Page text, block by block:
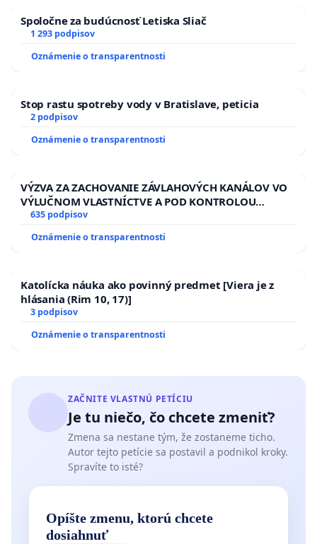
Spoločne za budúcnosť Letiska Sliač
1 293 podpisov
Oznámenie o transparentnosti
Stop rastu spotreby vody v Bratislave, peticia
2 podpisov
Oznámenie o transparentnosti
VÝZVA ZA ZACHOVANIE ZÁVLAHOVÝCH KANÁLOV VO
VÝLUČNOM VLASTNÍCTVE A POD KONTROLOU
SLOVENSKEJ REPUBLIKY & žiadosť na riešenie
kanálov na Slovensku
635 podpisov
Oznámenie o transparentnosti
Katolícka náuka ako povinný predmet [Viera je z
hlásania (Rim 10, 17)]
3 podpisov
Oznámenie o transparentnosti
ZAČNITE VLASTNÚ PETÍCIU
Je tu niečo, čo chcete zmeniť?
Zmena sa nestane tým, že zostaneme ticho.
Autor tejto petície sa postavil a podnikol kroky.
Spravíte to isté?
Opíšte zmenu, ktorú chcete
dosiahnuť